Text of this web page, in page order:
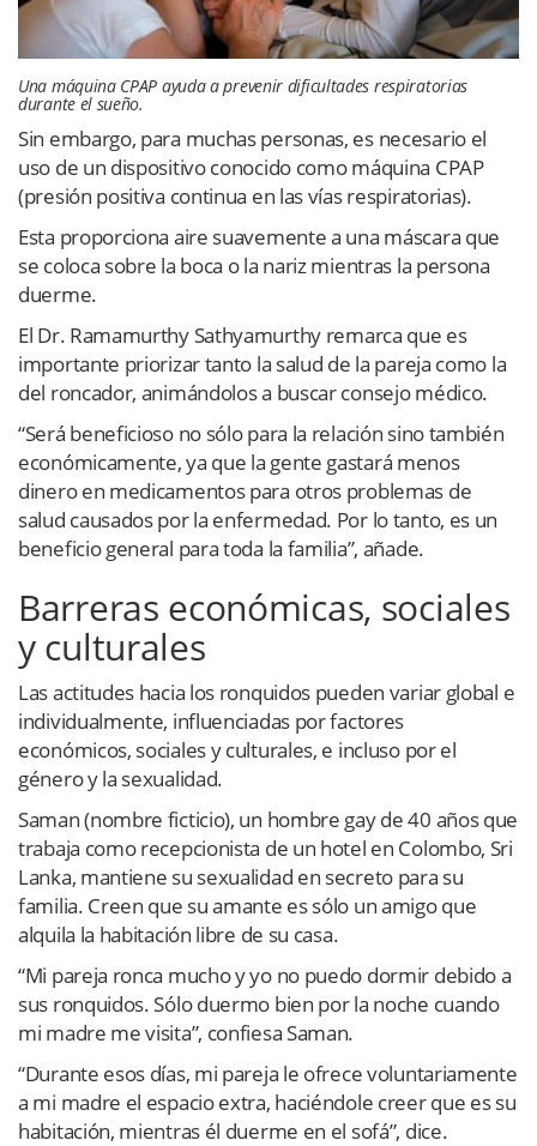
Una máquina CPAP ayuda a prevenir dificultades respiratorias
durante el sueño.
Sin embargo, para muchas personas, es necesario el
uso de un dispositivo conocido como máquina CPAP
(presión positiva continua en las vías respiratorias).
Esta proporciona aire suavemente a una máscara que
se coloca sobre la boca o la nariz mientras la persona
duerme.
El Dr. Ramamurthy Sathyamurthy remarca que es
importante priorizar tanto la salud de la pareja como la
del roncador, animándolos a buscar consejo médico.
“Será beneficioso no sólo para la relación sino también
económicamente, ya que la gente gastará menos
dinero en medicamentos para otros problemas de
salud causados por la enfermedad. Por lo tanto, es un
beneficio general para toda la familia”, añade.
Barreras económicas, sociales
y culturales
Las actitudes hacia los ronquidos pueden variar global e
individualmente, influenciadas por factores
económicos, sociales y culturales, e incluso por el
género y la sexualidad.
Saman (nombre ficticio), un hombre gay de 40 años que
trabaja como recepcionista de un hotel en Colombo, Sri
Lanka, mantiene su sexualidad en secreto para su
familia. Creen que su amante es sólo un amigo que
alquila la habitación libre de su casa.
“Mi pareja ronca mucho y yo no puedo dormir debido a
sus ronquidos. Sólo duermo bien por la noche cuando
mi madre me visita”, confiesa Saman.
“Durante esos días, mi pareja le ofrece voluntariamente
a mi madre el espacio extra, haciéndole creer que es su
habitación, mientras él duerme en el sofá”, dice.